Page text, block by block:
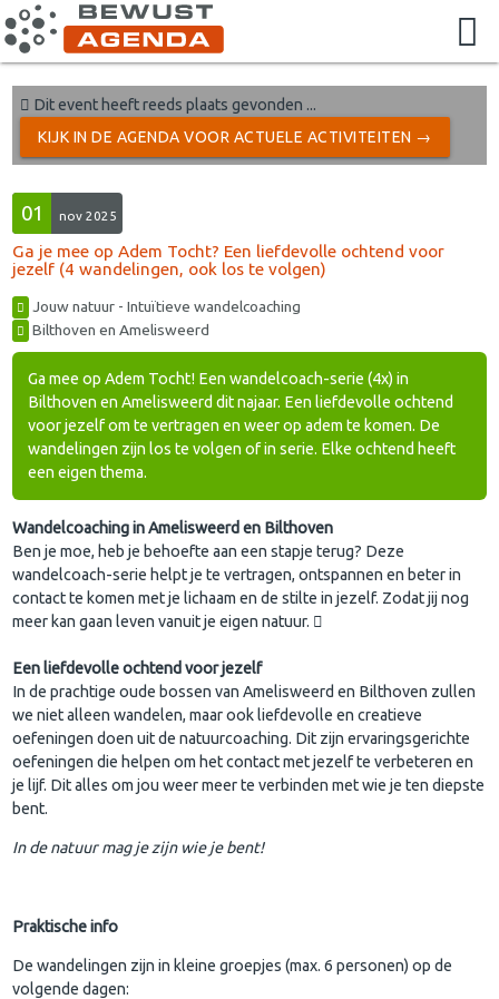
Dit event heeft reeds plaats gevonden ...
KIJK IN DE AGENDA VOOR ACTUELE ACTIVITEITEN →
01 nov 2025
Ga je mee op Adem Tocht? Een liefdevolle ochtend voor
jezelf (4 wandelingen, ook los te volgen)
Jouw natuur - Intuïtieve wandelcoaching
Bilthoven en Amelisweerd
Ga mee op Adem Tocht! Een wandelcoach-serie (4x) in
Bilthoven en Amelisweerd dit najaar. Een liefdevolle ochtend
voor jezelf om te vertragen en weer op adem te komen. De
wandelingen zijn los te volgen of in serie. Elke ochtend heeft
een eigen thema.
Wandelcoaching in Amelisweerd en Bilthoven
Ben je moe, heb je behoefte aan een stapje terug? Deze
wandelcoach-serie helpt je te vertragen, ontspannen en beter in
contact te komen met je lichaam en de stilte in jezelf. Zodat jij nog
meer kan gaan leven vanuit je eigen natuur. 
Een liefdevolle ochtend voor jezelf
In de prachtige oude bossen van Amelisweerd en Bilthoven zullen
we niet alleen wandelen, maar ook liefdevolle en creatieve
oefeningen doen uit de natuurcoaching. Dit zijn ervaringsgerichte
oefeningen die helpen om het contact met jezelf te verbeteren en
je lijf. Dit alles om jou weer meer te verbinden met wie je ten diepste
bent.
In de natuur mag je zijn wie je bent!
Praktische info
De wandelingen zijn in kleine groepjes (max. 6 personen) op de
volgende dagen: